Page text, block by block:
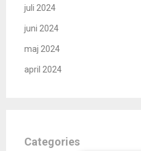
juli 2024
juni 2024
maj 2024
april 2024
Categories